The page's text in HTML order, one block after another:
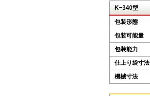
K−340型
包装形態
包装可能量
包装能力
仕上り袋寸法
機械寸法